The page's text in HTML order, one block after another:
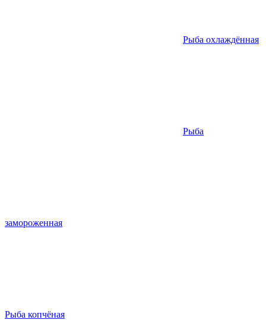
Рыба охлаждённая
Рыба
замороженная
Рыба копчёная